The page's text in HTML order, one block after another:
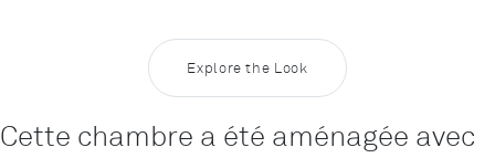
Explore the Look
Cette chambre a été aménagée avec